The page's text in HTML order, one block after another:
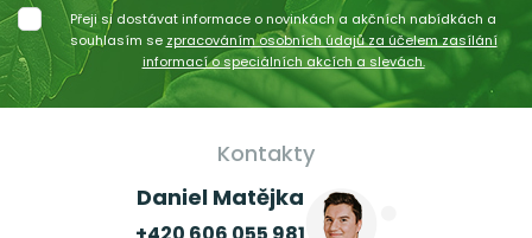
Přeji si dostávat informace o novinkách a akčních nabídkách a
souhlasím se zpracováním osobních údajů za účelem zasílání
informací o speciálních akcích a slevách.
Kontakty
Daniel Matějka